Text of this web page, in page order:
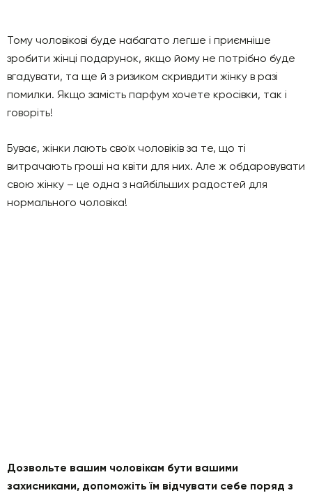
Тому чоловікові буде набагато легше і приємніше
зробити жінці подарунок, якщо йому не потрібно буде
вгадувати, та ще й з ризиком скривдити жінку в разі
помилки. Якщо замість парфум хочете кросівки, так і
говоріть!
Буває, жінки лають своїх чоловіків за те, що ті
витрачають гроші на квіти для них. Але ж обдаровувати
свою жінку – це одна з найбільших радостей для
нормального чоловіка!
Дозвольте вашим чоловікам бути вашими
захисниками, допоможіть їм відчувати себе поряд з